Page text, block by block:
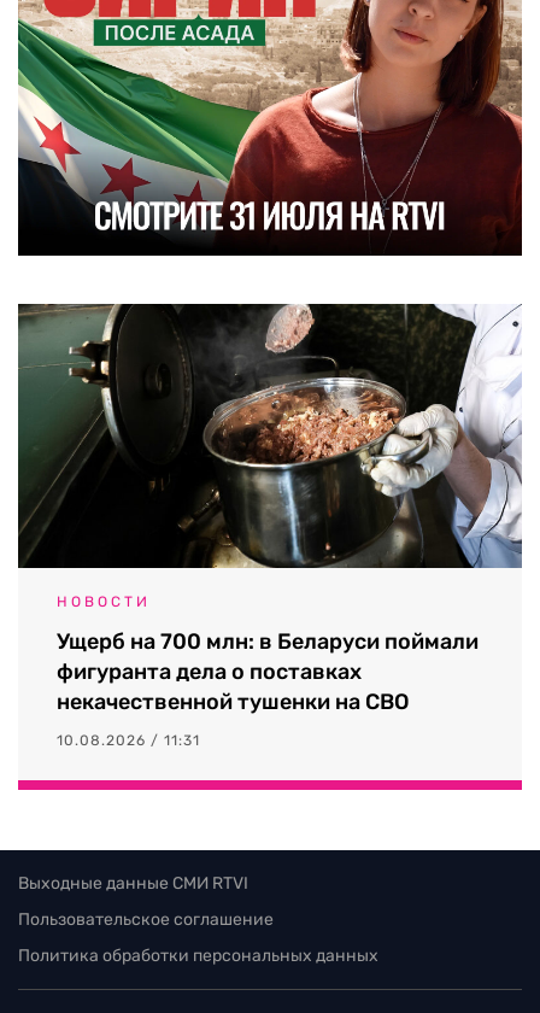
НОВОСТИ
Ущерб на 700 млн: в Беларуси поймали
фигуранта дела о поставках
некачественной тушенки на СВО
10.08.2026 / 11:31
Выходные данные СМИ RTVI
Пользовательское соглашение
Политика обработки персональных данных